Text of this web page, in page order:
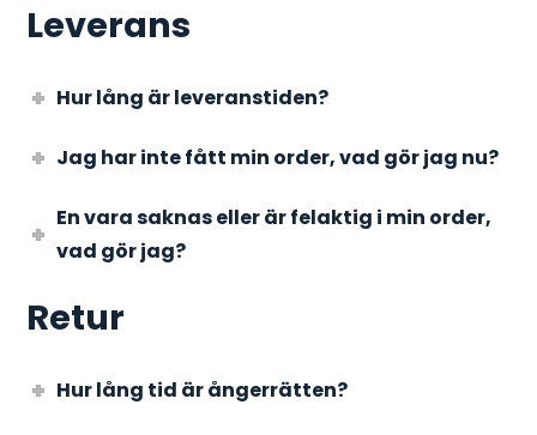
Leverans
Hur lång är leveranstiden?
Jag har inte fått min order, vad gör jag nu?
En vara saknas eller är felaktig i min order,
vad gör jag?
Retur
Hur lång tid är ångerrätten?